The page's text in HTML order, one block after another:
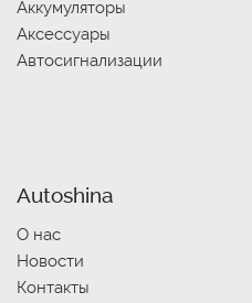
Аккумуляторы
Аксессуары
Автосигнализации
Autoshina
О нас
Новости
Контакты